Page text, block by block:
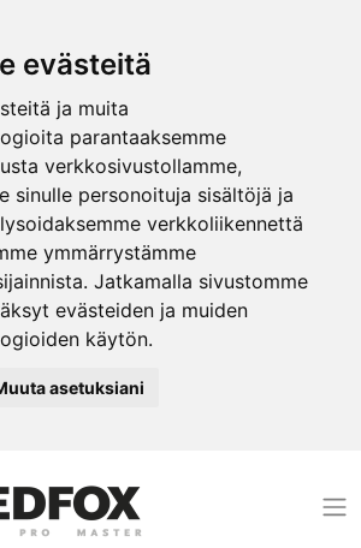
evästeitä
ja muita
parantaaksemme
verkkosivustollamme,
sinulle personoituja sisältöjä ja
verkkoliikennettä
ymmärrystämme
Jatkamalla sivustomme
evästeiden ja muiden
käytön.
asetuksiani